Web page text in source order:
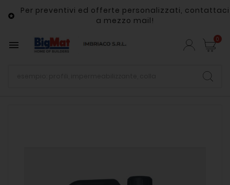

Per preventivi ed offerte personalizzati, contattaci
a mezzo mail!
 0